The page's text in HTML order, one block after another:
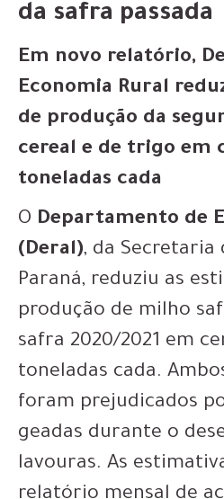
da safra passada
Em novo relatório,
Economia Rural
de produção da
cereal e de trigo em
toneladas cada
O Departamento de
(Deral), da
Paraná, reduziu as
produção de milho
safra 2020/2021 em
toneladas cada.
foram prejudicados
geadas durante o
lavouras. As